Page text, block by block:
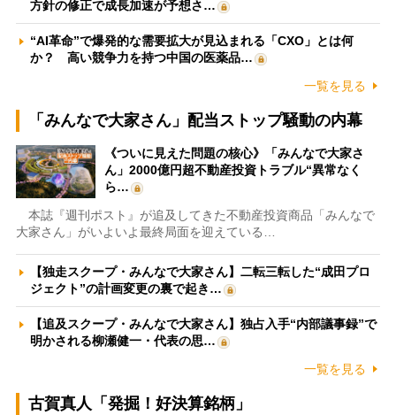
方針の修正で成長加速が予想さ…
“AI革命”で爆発的な需要拡大が見込まれる「CXO」とは何
か？ 高い競争力を持つ中国の医薬品…
一覧を見る
「みんなで大家さん」配当ストップ騒動の内幕
《ついに見えた問題の核心》「みんなで大家さ
ん」2000億円超不動産投資トラブル“異常なく
ら…
本誌『週刊ポスト』が追及してきた不動産投資商品「みんなで
大家さん」がいよいよ最終局面を迎えている…
【独走スクープ・みんなで大家さん】二転三転した“成田プロ
ジェクト”の計画変更の裏で起き…
【追及スクープ・みんなで大家さん】独占入手“内部議事録”で
明かされる柳瀬健一・代表の思…
一覧を見る
古賀真人「発掘！好決算銘柄」